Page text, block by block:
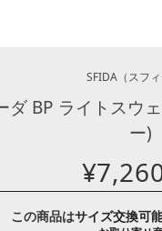
SFIDA （スフ
ダ BP ライトスウ
ー)
¥
この商品はサイズ交換可